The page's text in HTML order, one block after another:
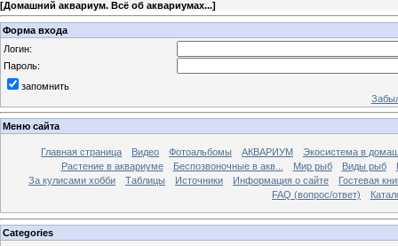
[Домашний аквариум. Всё об аквариумах...]
Форма входа
Логин:
Пароль:
запомнить
Меню сайта
Главная страница Видео Фотоальбомы АКВАРИУМ
Экосистема в
Растение в аквариуме
Беспозвоночные в акв... Мир рыб Виды рыб
За кулисами хобби
Таблицы Источники Информация о сайте
Гостевая
FAQ (вопрос/ответ)
Categories